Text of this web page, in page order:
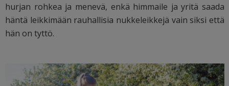
hurjan rohkea ja menevä, enkä himmaile ja yritä saada
häntä leikkimään rauhallisia nukkeleikkejä vain siksi että
hän on tyttö.